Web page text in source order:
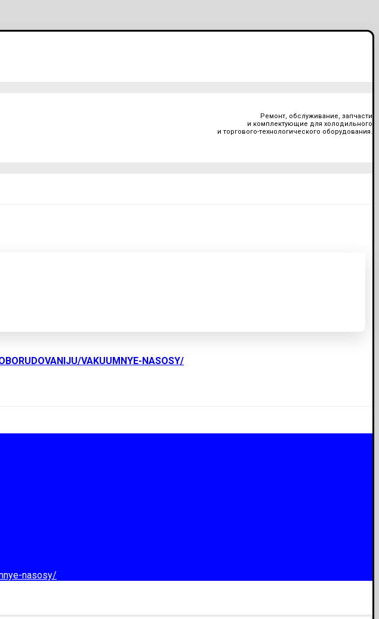
Ремонт, обслуживание, запчасти
и комплектующие для холодильного
и торгового-технологического оборудования.
VAKUUMNYE-NASOSY/
nasosy/